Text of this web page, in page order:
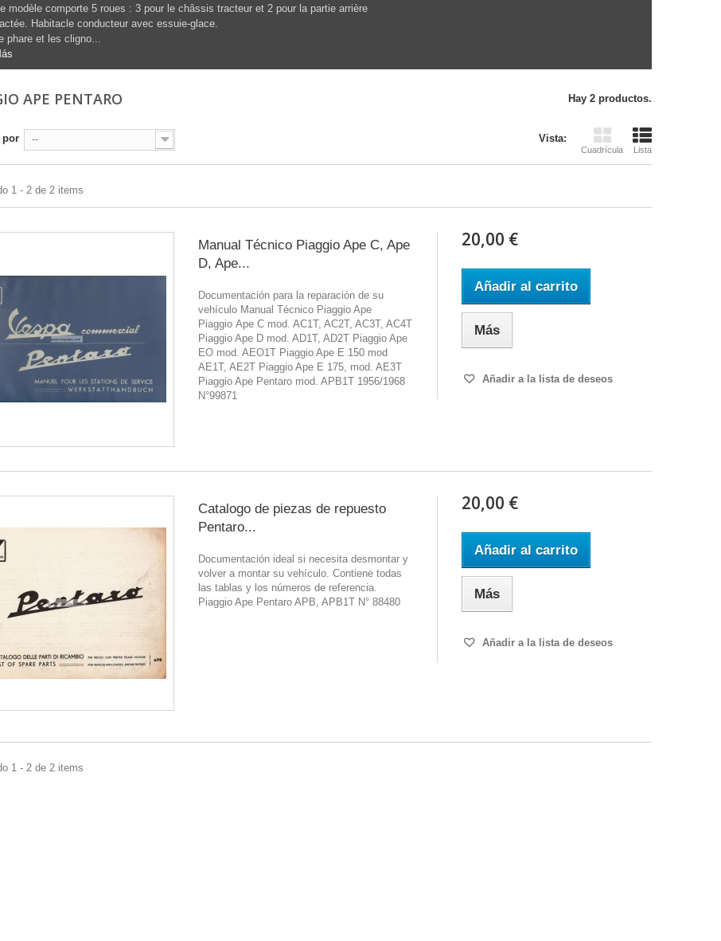
modèle comporte 5 roues : 3 pour le châssis tracteur et 2 pour la partie arrière
Habitacle conducteur avec essuie-glace.
phare et les cligno...
APE PENTARO Hay 2 productos.
Vista:
Cuadrícula Lista
por --
1 - 2 de 2 items
Manual Técnico Piaggio Ape C, Ape
D, Ape...
Documentación para la reparación de su
vehículo Manual Técnico Piaggio Ape
Piaggio Ape C mod. AC1T, AC2T, AC3T, AC4T
Piaggio Ape D mod. AD1T, AD2T Piaggio Ape
EO mod. AEO1T Piaggio Ape E 150 mod
AE1T, AE2T Piaggio Ape E 175, mod. AE3T
Piaggio Ape Pentaro mod. APB1T 1956/1968
N°99871
20,00 €
Añadir al carrito
Más
Añadir a la lista de deseos
Catalogo de piezas de repuesto
Pentaro...
Documentación ideal si necesita desmontar y
volver a montar su vehículo. Contiene todas
las tablas y los números de referencia.
Piaggio Ape Pentaro APB, APB1T N° 88480
20,00 €
Añadir al carrito
Más
Añadir a la lista de deseos
1 - 2 de 2 items